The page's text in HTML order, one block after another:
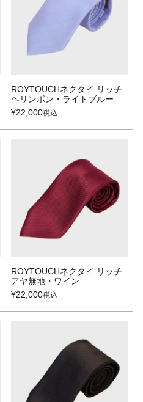
ROYTOUCHネクタイ リッチ
ヘリンボン・ライトブルー
¥22,000税込
ROYTOUCHネクタイ リッチ
アヤ無地・ワイン
¥22,000税込